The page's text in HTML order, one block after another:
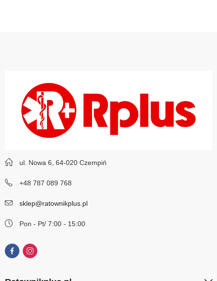
ul. Nowa 6, 64-020 Czempiń
+48 787 089 768
sklep@ratownikplus.pl
Pon - Pt/ 7:00 - 15:00